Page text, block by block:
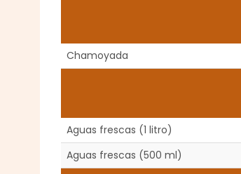
Chamoyada
Aguas frescas (1 litro)
Aguas frescas (500 ml)